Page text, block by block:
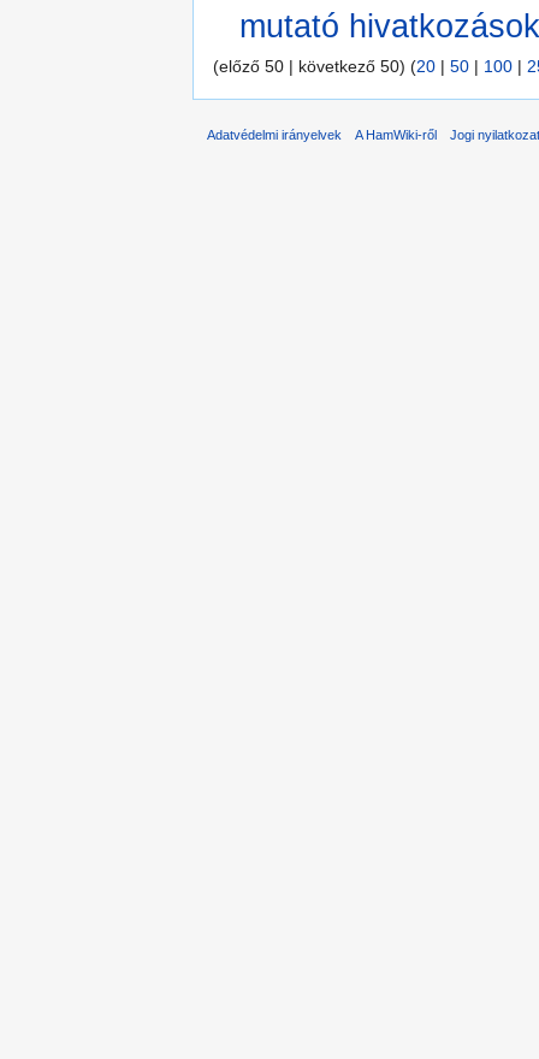
mutató
(előző 50 | következő 50) (20 | 50 | 100 |
Adatvédelmi irányelvek A HamWiki-ről Jogi